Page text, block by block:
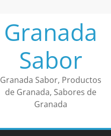
Granada
Sabor
Granada Sabor, Productos
de Granada, Sabores de
Granada